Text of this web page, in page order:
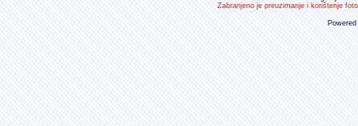
Zabranjeno je preuzimanje i korištenje